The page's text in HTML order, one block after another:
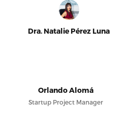
Dra. Natalie Pérez Luna
Orlando Alomá
Startup Project Manager